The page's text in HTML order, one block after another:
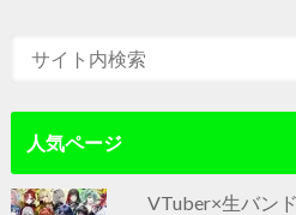
人気ページ
VTuber×生バン